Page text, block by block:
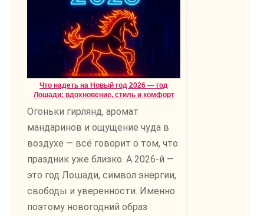
Что надеть на Новый год 2026 — год
Лошади: вдохновение, стиль и комфорт
Огоньки гирлянд, аромат
мандаринов и ощущение чуда в
воздухе — всё говорит о том, что
праздник уже близко. А 2026-й —
это год Лошади, символ энергии,
свободы и уверенности. Именно
поэтому новогодний образ